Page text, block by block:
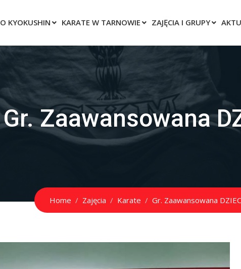
O KYOKUSHIN KARATE W TARNOWIE ZAJĘCIA I GRUPY
Gr. Zaawansowana
Home Zajęcia Karate Gr. Zaawansowana